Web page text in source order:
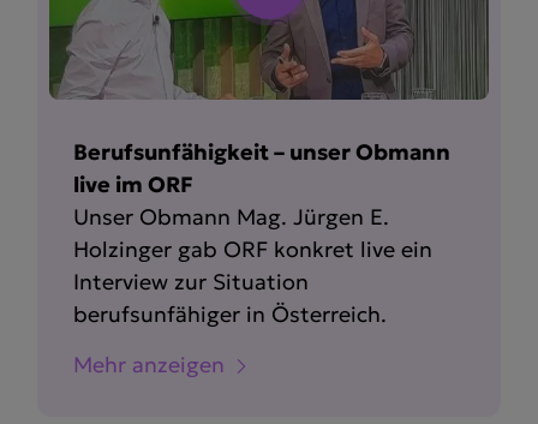
Berufsunfähigkeit – unser Obmann
live im ORF
Unser Obmann Mag. Jürgen E.
Holzinger gab ORF konkret live ein
Interview zur Situation
berufsunfähiger in Österreich.
Mehr anzeigen